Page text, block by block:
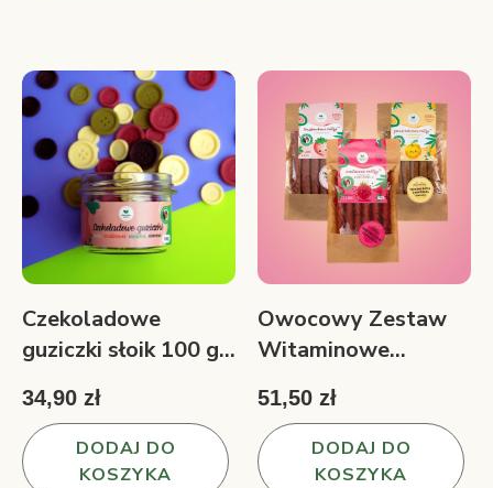
Czekoladowe
guziczki słoik 100 g
biała i ciemna
czekolada
34,90 zł
DODAJ DO
KOSZYKA
Owocowy Zestaw
Witaminowe
g
51,50 zł
DODAJ DO
KOSZYKA